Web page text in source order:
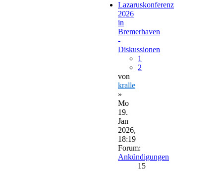
Lazaruskonferenz
2026
in
Bremerhaven
-
Diskussionen
1
2
von
kralle
»
Mo
19.
Jan
2026,
18:19
Forum:
Ankündigungen
15